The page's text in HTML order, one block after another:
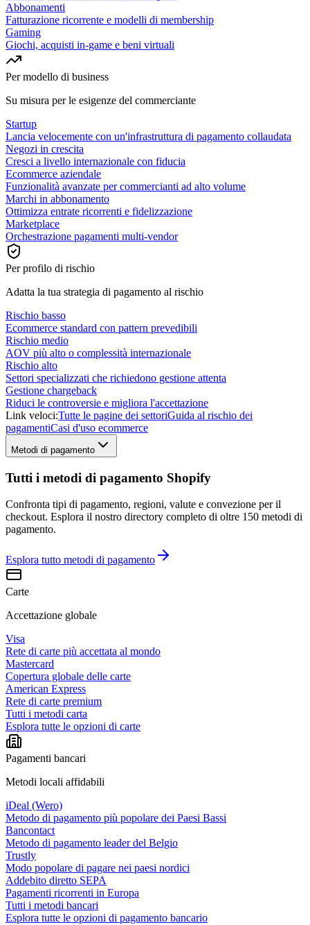
Abbonamenti
Fatturazione ricorrente e modelli di membership
Gaming
Giochi, acquisti in-game e beni virtuali
Per modello di business
Su misura per le esigenze del commerciante
Startup
Lancia velocemente con un'infrastruttura di pagamento collaudata
Negozi in crescita
Cresci a livello internazionale con fiducia
Ecommerce aziendale
Funzionalità avanzate per commercianti ad alto volume
Marchi in abbonamento
Ottimizza entrate ricorrenti e fidelizzazione
Marketplace
Orchestrazione pagamenti multi-vendor
Per profilo di rischio
Adatta la tua strategia di pagamento al rischio
Rischio basso
Ecommerce standard con pattern prevedibili
Rischio medio
AOV più alto o complessità internazionale
Rischio alto
Settori specializzati che richiedono gestione attenta
Gestione chargeback
Riduci le controversie e migliora l'accettazione
Link veloci:Tutte le pagine dei settoriGuida al rischio dei
pagamentiCasi d'uso ecommerce
Metodi di pagamento
Tutti i metodi di pagamento Shopify
Confronta tipi di pagamento, regioni, valute e convezione per il
checkout. Esplora il nostro directory completo di oltre 150 metodi di
pagamento.
Esplora tutto metodi di pagamento
Carte
Accettazione globale
Visa
Rete di carte più accettata al mondo
Mastercard
Copertura globale delle carte
American Express
Rete di carte premium
Tutti i metodi carta
Esplora tutte le opzioni di carte
Pagamenti bancari
Metodi locali affidabili
iDeal (Wero)
Metodo di pagamento più popolare dei Paesi Bassi
Bancontact
Metodo di pagamento leader del Belgio
Trustly
Modo popolare di pagare nei paesi nordici
Addebito diretto SEPA
Pagamenti ricorrenti in Europa
Tutti i metodi bancari
Esplora tutte le opzioni di pagamento bancario